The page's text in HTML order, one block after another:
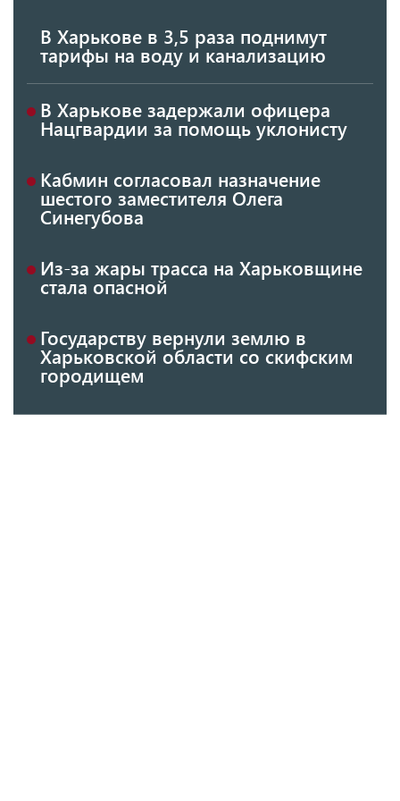
В Харькове в 3,5 раза поднимут
тарифы на воду и канализацию
В Харькове задержали офицера
Нацгвардии за помощь уклонисту
Кабмин согласовал назначение
шестого заместителя Олега
Синегубова
Из-за жары трасса на Харьковщине
стала опасной
Государству вернули землю в
Харьковской области со скифским
городищем